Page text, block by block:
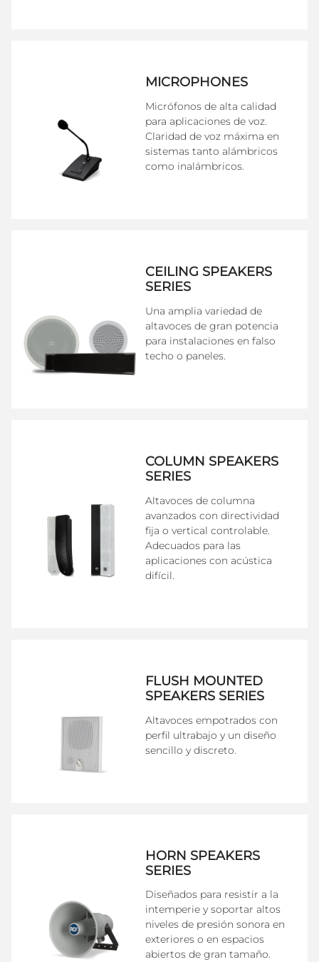
MICROPHONES
Micrófonos de alta calidad
para aplicaciones de voz.
Claridad de voz máxima en
sistemas tanto alámbricos
como inalámbricos.
CEILING SPEAKERS
SERIES
Una amplia variedad de
altavoces de gran potencia
para instalaciones en falso
techo o paneles.
COLUMN SPEAKERS
SERIES
Altavoces de columna
avanzados con directividad
fija o vertical controlable.
Adecuados para las
aplicaciones con acústica
difícil.
FLUSH MOUNTED
SPEAKERS SERIES
Altavoces empotrados con
perfil ultrabajo y un diseño
sencillo y discreto.
HORN SPEAKERS
SERIES
Diseñados para resistir a la
intemperie y soportar altos
niveles de presión sonora en
exteriores o en espacios
abiertos de gran tamaño.